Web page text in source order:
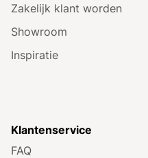
Zakelijk klant worden
Showroom
Inspiratie
Klantenservice
FAQ